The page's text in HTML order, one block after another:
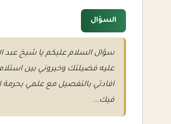
السؤال
سؤال السلام عليكم يا شيخ
عليه فضيلتك وخيروني بين
افادتي بالتفصيل مع علمي بحرمة
فيك...